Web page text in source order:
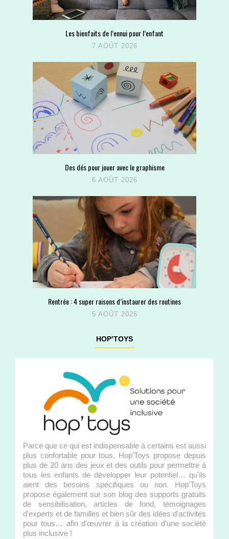
Les bienfaits de l’ennui pour l’enfant
7 AOÛT 2026
Des dés pour jouer avec le graphisme
6 AOÛT 2026
Rentrée : 4 super raisons d’instaurer des routines
5 AOÛT 2026
HOP’TOYS
Parce que ce qui est indispensable à certains est aussi
plus confortable pour tous, Hop'Toys propose depuis
plus de 20 ans des jeux et des outils pour permettre à
tous les enfants de développer leur potentiel… qu'ils
aient des besoins spécifiques ou non. Hop'Toys
propose également sur son blog des supports gratuits
de sensibilisation, articles de fond, témoignages
d'experts et de familles et bien sûr des idées d'activités
pour tous… afin d'œuvrer à la création d'une société
plus inclusive !